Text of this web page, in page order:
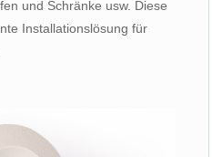
und Schränke usw. Diese
Installationslösung für